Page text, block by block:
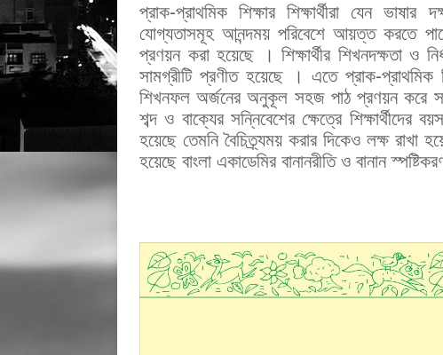
প্রাক-প্রাথমিক শিক্ষার শিক্ষার্থীরা যেন
যোগ্যতাসমূহ আনন্দময় পরিবেশে আয়ত্ত করতে
প্রণয়ন করা হয়েছে । শিক্ষার্থীর শিখনদক্ষতা ও
সামগ্রীটি প্রণীত হয়েছে । এতে প্রাক-প্রাথমিক
শিখনফল অর্জনের অনুকূল সহজ পাঠ প্রণয়ন করে
শব্দ ও বাক্যের সন্নিবেশের ক্ষেত্রে শিক্ষার্থীদের
হয়েছে তেমনি বৈচিত্র্যময় করার দিকেও লক্ষ রাখা
হয়েছে বাংলা একাডেমির বানানরীতি ও বানান